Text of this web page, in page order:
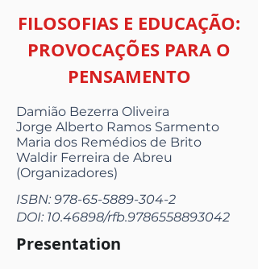
FILOSOFIAS E EDUCAÇÃO:
PROVOCAÇÕES PARA O
PENSAMENTO
Damião Bezerra Oliveira
Jorge Alberto Ramos Sarmento
Maria dos Remédios de Brito
Waldir Ferreira de Abreu
(Organizadores)
ISBN:978-65-5889-304-2
DOI: 10.46898/rfb.9786558893042
Presentation